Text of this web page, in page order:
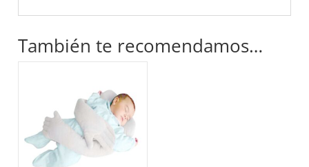
También te recomendamos…